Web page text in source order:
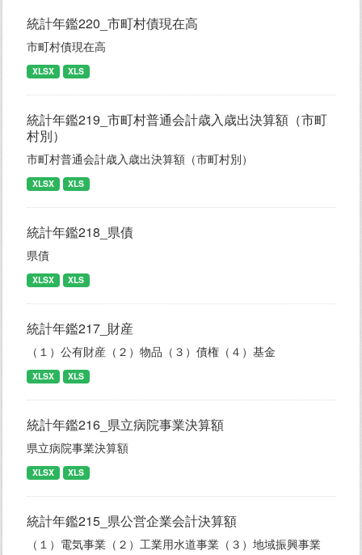
統計年鑑220_市町村債現在高
市町村債現在高
XLSX XLS
統計年鑑219_市町村普通会計歳入歳出決算額（市町
村別）
市町村普通会計歳入歳出決算額（市町村別）
XLSX XLS
統計年鑑218_県債
県債
XLSX XLS
統計年鑑217_財産
（１）公有財産（２）物品（３）債権（４）基金
XLSX XLS
統計年鑑216_県立病院事業決算額
県立病院事業決算額
XLSX XLS
統計年鑑215_県公営企業会計決算額
（１）電気事業（２）工業用水道事業（３）地域振興事業